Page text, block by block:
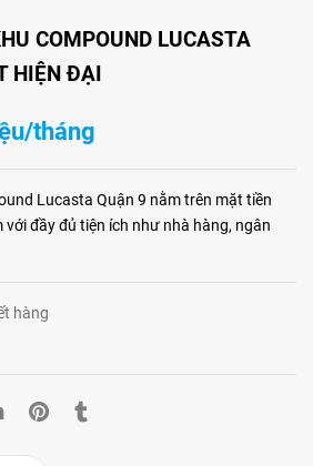
COMPOUND LUCASTA
HIỆN ĐẠI
tháng
Lucasta Quận 9 nằm trên mặt tiền
đầy đủ tiện ích như nhà hàng, ngân
hàng